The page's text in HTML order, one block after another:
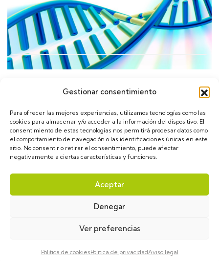
Gestionar consentimiento
Para ofrecer las mejores experiencias, utilizamos tecnologías como las
cookies para almacenar y/o acceder a la información del dispositivo. El
consentimiento de estas tecnologías nos permitirá procesar datos como
el comportamiento de navegación o las identificaciones únicas en este
sitio. No consentir o retirar el consentimiento, puede afectar
negativamente a ciertas características y funciones.
Aceptar
Denegar
Ver preferencias
Politica de cookiesPolitica de privacidadAviso legal
asGLUT1diece © 2024. Diseñado porVulpeTI. Todos
los derechos reservados.
Política de privacidad
Política de cookies